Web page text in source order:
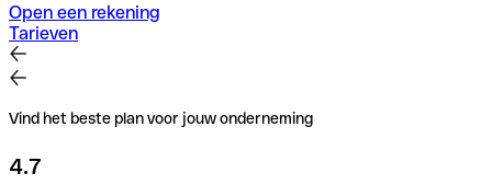
Open een rekening
Tarieven
Vind het beste plan voor jouw onderneming
4.7